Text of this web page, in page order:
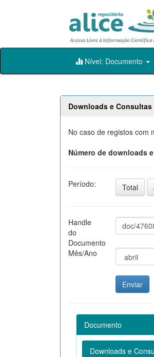
Skip
Nível: Documento
Downloads e
No caso de registos com
Número de downloads
Período: Total
Handle
do
Documento
Mês/Ano
Documento
Downloads e